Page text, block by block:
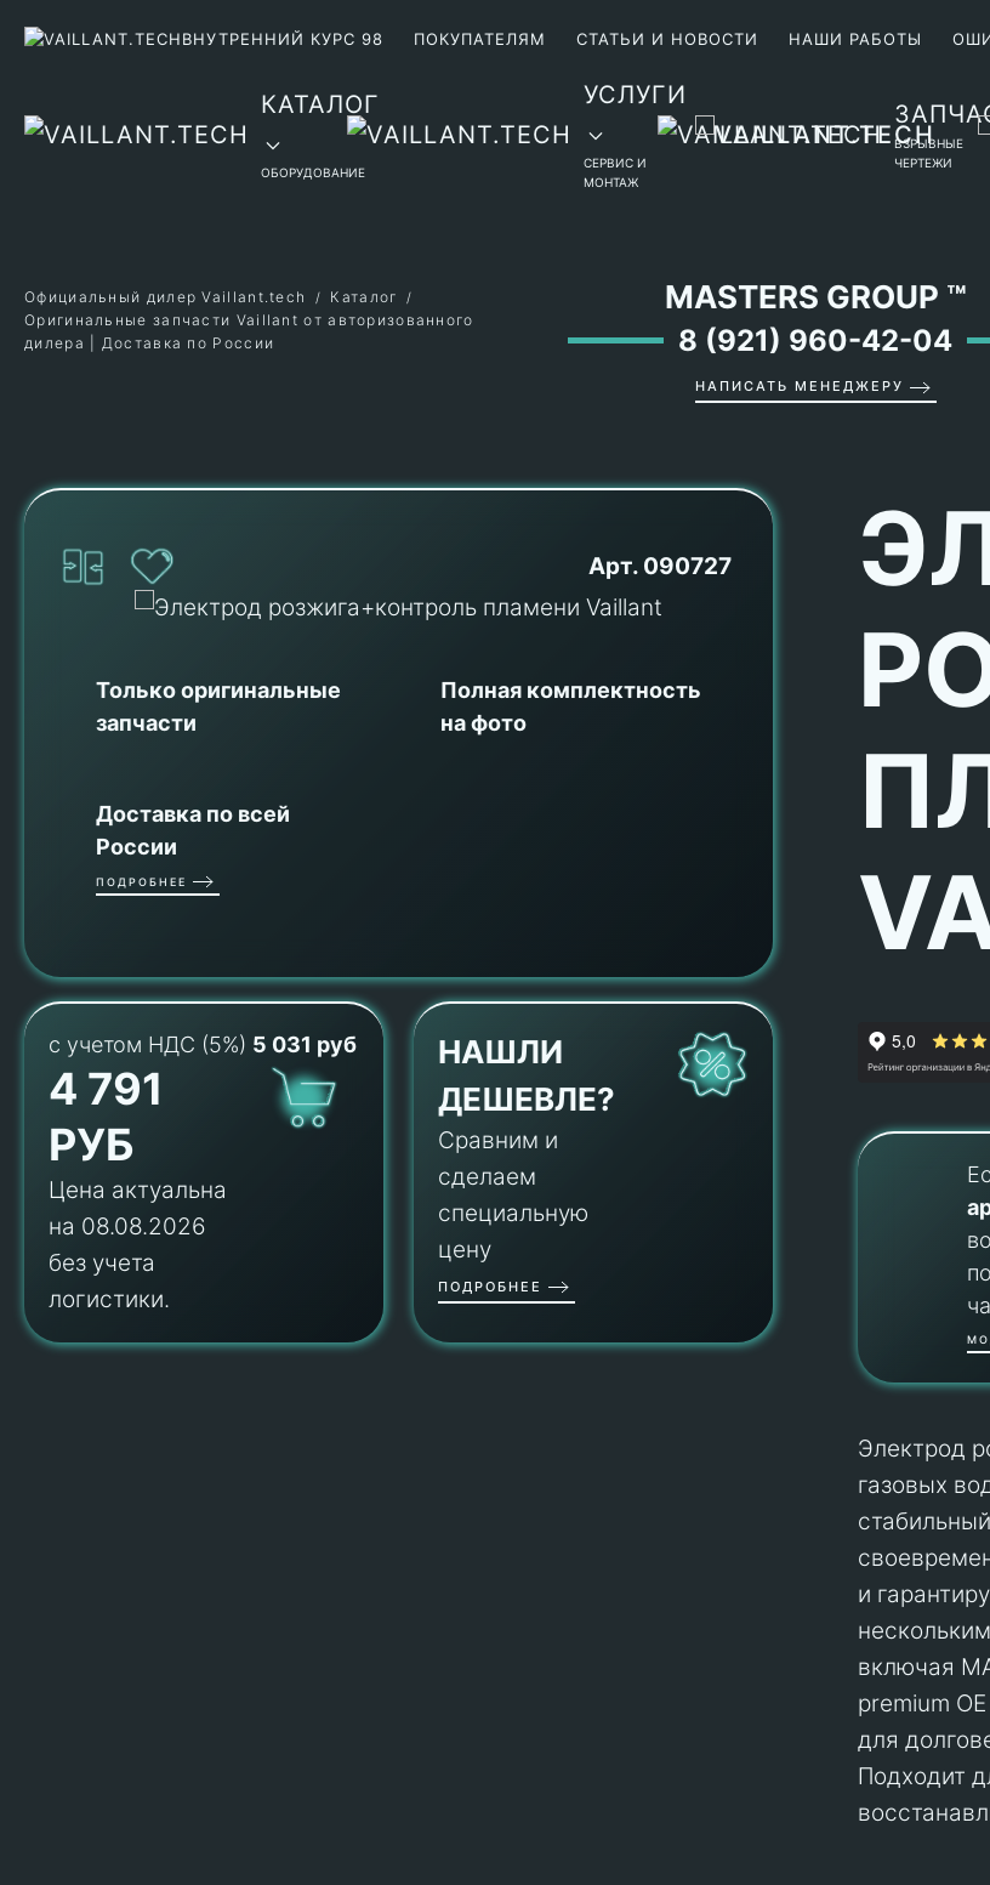
ВНУТРЕННИЙ КУРС 98 ПОКУПАТЕЛЯМ СТАТЬИ И НОВОСТИ НАШИ РАБОТЫ
КАТАЛОГ
ОБОРУДОВАНИЕ
УСЛУГИ
СЕРВИС И
МОНТАЖ
ВЗРЫВНЫЕ
ЧЕРТЕЖИ
MASTERS GROUP ™
8 (921) 960-42-04
НАПИСАТЬ МЕНЕДЖЕРУ
Официальный дилер Vaillant.tech
Каталог
Оригинальные запчасти Vaillant от авторизованного
дилера | Доставка по России
Арт. 090727
Только оригинальные
запчасти
Полная комплектность
на фото
Доставка по всей
России
ПОДРОБНЕЕ
с учетом НДС (5%) 5 031 руб
4 791
РУБ
Цена актуальна
на 08.08.2026
без учета
логистики.
НАШЛИ
ДЕШЕВЛЕ?
Сравним и
сделаем
специальную
цену
ПОДРОБНЕЕ
Электрод
газовых
и
включая
premium
для
Подходит